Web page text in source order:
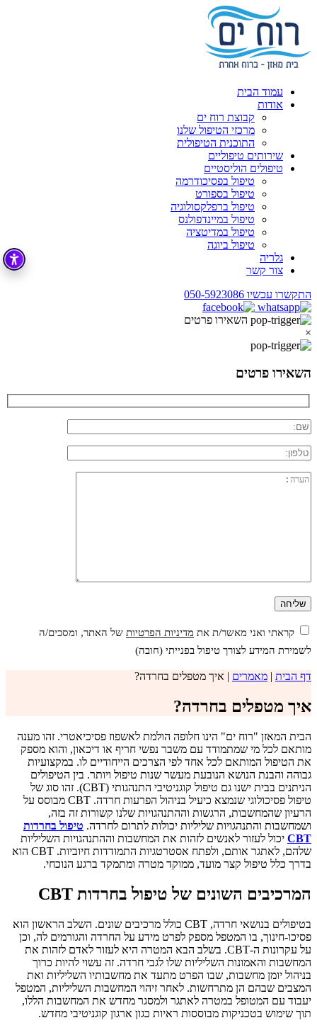
עמוד הבית
אודות
קבוצת רוח ים
מרכזי הטיפול שלנו
התוכנית הטיפולית
שירותים טיפוליים
טיפולים הוליסטיים
טיפול בפסיכודרמה
טיפול בספורט
טיפול ברפלקסולוגיה
טיפול במיינדפולנס
טיפול במדיטציה
טיפול ביוגה
גלריה
צור קשר
התקשרו עכשיו 050-5923086
השאירו פרטים
×
השאירו פרטים
קראתי ואני מאשר/ת את מדיניות הפרטיות של האתר, ומסכים/ה
לשמירת המידע לצורך טיפול בפנייתי (חובה)
דף הבית | מאמרים | איך מטפלים בחרדה?
איך מטפלים בחרדה?
הבית המאזן "רוח ים" הינו חלופה הולמת לאשפוז פסיכיאטרי. זהו מענה
מותאם לכל מי שמתמודד עם משבר נפשי חריף או דיכאון, והוא מספק
את הטיפול המותאם לכל אחד לפי הצרכים הייחודיים לו. במקצועיות
גבוהה והבנת הנושא הנובעת מעשר שנות טיפול ויותר. בין הטיפולים
הניתנים בבית ישנו גם טיפול קוגניטיבי התנהגותי (CBT). זהו סוג של
טיפול פסיכולוגי שנמצא כיעיל בניהול הפרעות חרדה. CBT מבוסס על
הרעיון שהמחשבות, הרגשות וההתנהגויות שלנו קשורות זה בזה,
ושמחשבות והתנהגויות שליליות יכולות לתרום לחרדה. טיפול בחרדות
CBT יכול לעזור לאנשים לזהות את המחשבות וההתנהגויות השליליות
שלהם, לאתגר אותם, ולפתח אסטרטגיות התמודדות חיוביות. CBT הוא
בדרך כלל טיפול קצר מועד, ממוקד מטרה ומתמקד ברגע הנוכחי.
המרכיבים השונים של טיפול בחרדות CBT
בטיפולים בנושאי חרדה, CBT כולל מרכיבים שונים. השלב הראשון הוא
פסיכו-חינוך, בו המטפל מספק לפרט מידע על החרדה והגורמים לה, וכן
על עקרונות ה-CBT. בשלב הבא המטרה היא לעזור לאדם לזהות את
המחשבות והאמונות השליליות שלו לגבי חרדה. זה עשוי להיות כרוך
בניהול יומן מחשבות, שבו הפרט מתעד את מחשבותיו השליליות ואת
המצבים שבהם הן מתרחשות. לאחר זיהוי המחשבות השליליות, המטפל
יעבוד עם המטופל במטרה לאתגר ולמסגר מחדש את המחשבות הללו,
תוך שימוש בטכניקות מבוססות ראיות כגון ארגון קוגניטיבי מחדש.